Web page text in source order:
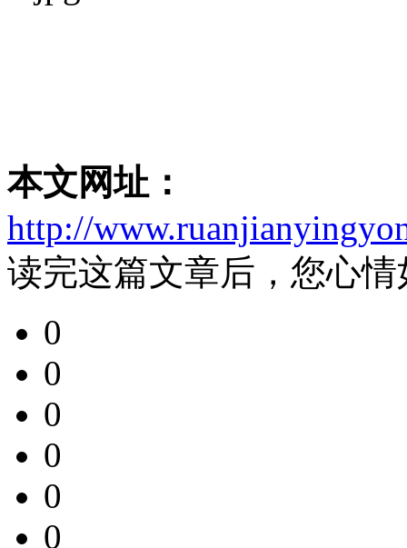
本文网址：
http://
读完这篇文章后，您心情
0
0
0
0
0
0